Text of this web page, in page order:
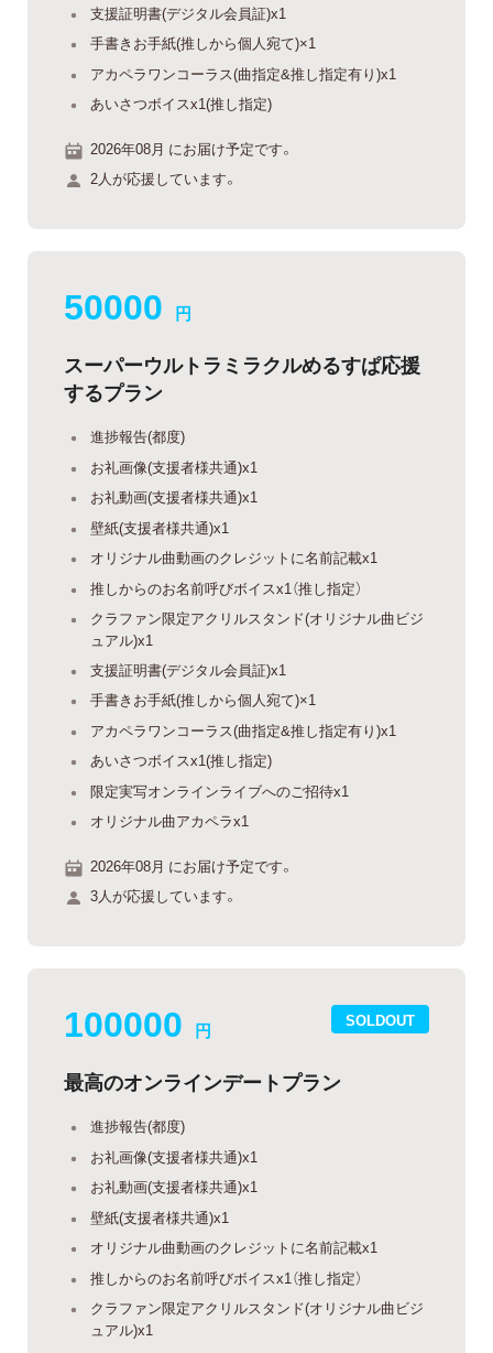
支援証明書(デジタル会員証)x1
手書きお手紙(推しから個人宛て)×1
アカペラワンコーラス(曲指定&推し指定有り)x1
あいさつボイスx1(推し指定)
2026年08月 にお届け予定です。
2人が応援しています。
50000 円
スーパーウルトラミラクルめるすぱ応援
するプラン
進捗報告(都度)
お礼画像(支援者様共通)x1
お礼動画(支援者様共通)x1
壁紙(支援者様共通)x1
オリジナル曲動画のクレジットに名前記載x1
推しからのお名前呼びボイスx1（推し指定）
クラファン限定アクリルスタンド(オリジナル曲ビジ
ュアル)x1
支援証明書(デジタル会員証)x1
手書きお手紙(推しから個人宛て)×1
アカペラワンコーラス(曲指定&推し指定有り)x1
あいさつボイスx1(推し指定)
限定実写オンラインライブへのご招待x1
オリジナル曲アカペラx1
2026年08月 にお届け予定です。
3人が応援しています。
SOLDOUT
100000 円
最高のオンラインデートプラン
進捗報告(都度)
お礼画像(支援者様共通)x1
お礼動画(支援者様共通)x1
壁紙(支援者様共通)x1
オリジナル曲動画のクレジットに名前記載x1
推しからのお名前呼びボイスx1（推し指定）
クラファン限定アクリルスタンド(オリジナル曲ビジ
ュアル)x1